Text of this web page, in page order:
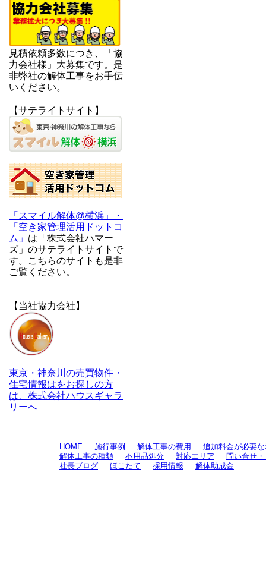
見積依頼多数につき、「協
力会社様」大募集です。是
非弊社の解体工事をお手伝
いください。
【サテライトサイト】
「スマイル解体@横浜」・
「空き家管理活用ドットコ
ム」 は「株式会社ハマー
ズ」のサテライトサイトで
す。こちらのサイトも是非
ご覧ください。
【当社協力会社】
東京・神奈川の売買物件・
住宅情報はをお探しの方
は、株式会社ハウスギャラ
リーへ
HOME 施行事例 解体工事の費用
追加料金が必要
解体工事の種類
不用品処分 対応エリア
問い合せ
社長ブログ
ほこたて 採用情報 解体助成金